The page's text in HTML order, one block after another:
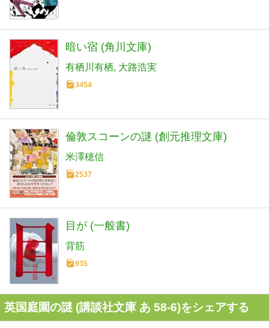
暗い宿 (角川文庫)
有栖川有栖 大路浩実
3454
倫敦スコーンの謎 (創元推理文庫)
米澤穂信
2537
目が (一般書)
背筋
935
英国庭園の謎 (講談社文庫 あ 58-6)をシェアする